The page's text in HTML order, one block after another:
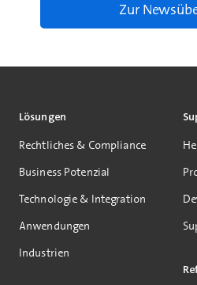
Zur
Lösungen
Rechtliches & Compliance
Business Potenzial
Technologie & Integration
Anwendungen
Industrien